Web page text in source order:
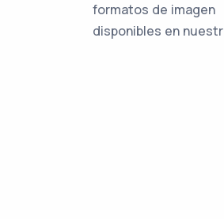
formatos de imagen
disponibles en